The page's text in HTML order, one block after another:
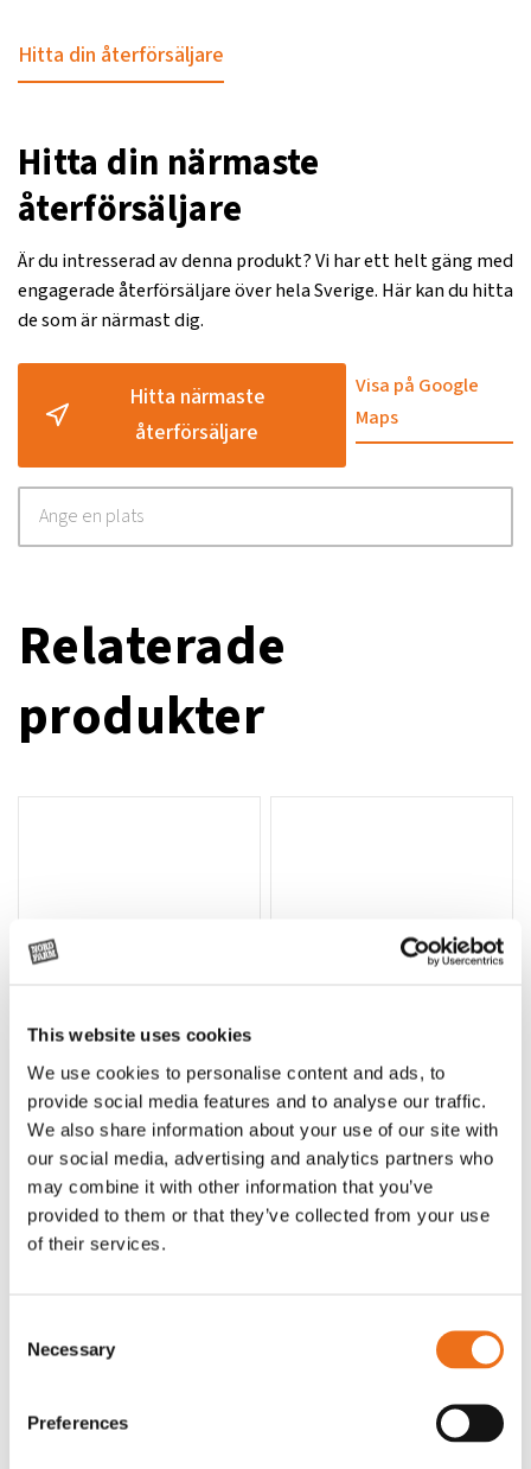
This website uses cookies
We use cookies to personalise content and ads, to
provide social media features and to analyse our traffic.
We also share information about your use of our site with
our social media, advertising and analytics partners who
may combine it with other information that you’ve
provided to them or that they’ve collected from your use
of their services.
Selection
Necessary
Preferences
Hitta din återförsäljare
Hitta din närmaste
återförsäljare
Är du intresserad av denna produkt? Vi har ett helt gäng med
engagerade återförsäljare över hela Sverige. Här kan du hitta
de som är närmast dig.
Hitta närmaste
återförsäljare
Visa på Google
Maps
Relaterade
produkter
Lägg till i varukorg
T-shirt Avant barn grön 92 cm
G0007
90kr (ex. moms)
T-shirt Avant barn grön 104-110
cm
90 kr (ex. moms)